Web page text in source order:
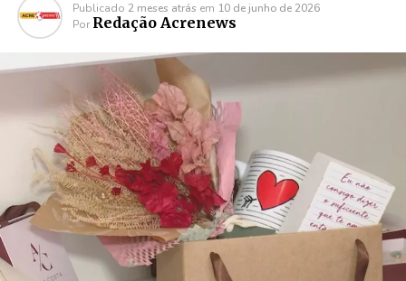
Publicado 2 meses atrás em 10 de junho de 2026
Por Redação Acrenews